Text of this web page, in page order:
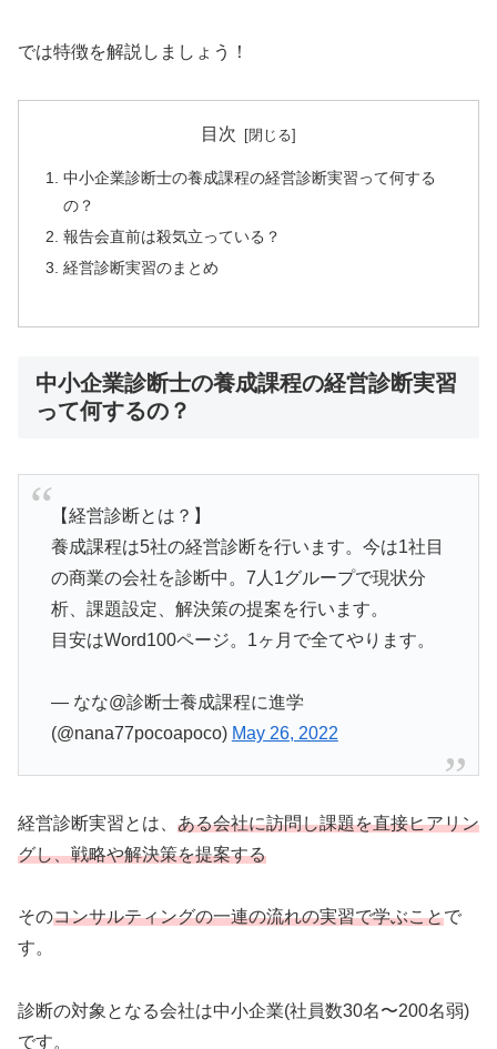
では特徴を解説しましょう！
目次
中小企業診断士の養成課程の経営診断実習って何する
の？
報告会直前は殺気立っている？
経営診断実習のまとめ
中小企業診断士の養成課程の経営診断実習
って何するの？
【経営診断とは？】
養成課程は5社の経営診断を行います。今は1社目
の商業の会社を診断中。7人1グループで現状分
析、課題設定、解決策の提案を行います。
目安はWord100ページ。1ヶ月で全てやります。
— なな@診断士養成課程に進学
(@nana77pocoapoco) May 26, 2022
経営診断実習とは、 ある会社に訪問し課題を直接ヒアリン
グし、戦略や解決策を提案する
そのコンサルティングの一連の流れの実習で学ぶことで
す。
診断の対象となる会社は中小企業(社員数30名〜200名弱)
です。